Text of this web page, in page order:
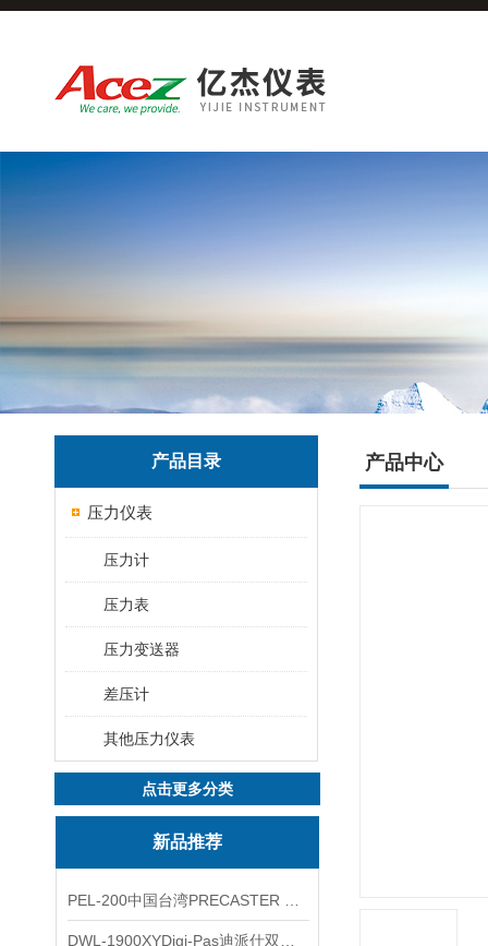
产品目录
压力仪表
压力计
压力表
压力变送器
差压计
其他压力仪表
点击更多分类
新品推荐
产品中心